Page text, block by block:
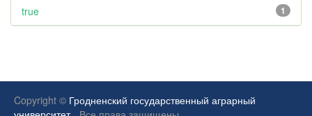
1
true
Copyright © Гродненский государственный аграрный